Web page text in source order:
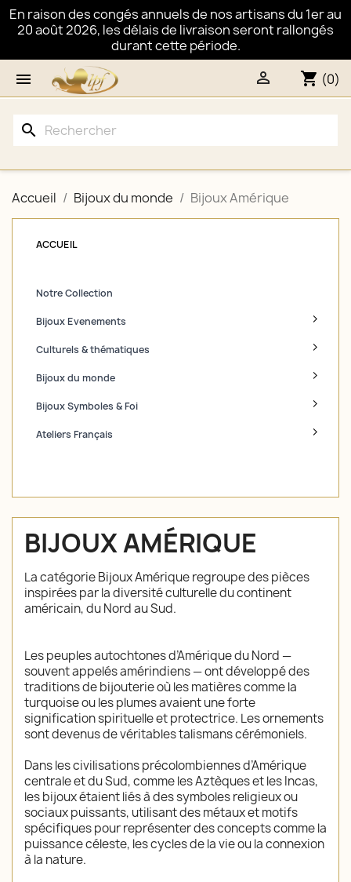
En raison des congés annuels de nos artisans du 1er au
20 août 2026, les délais de livraison seront rallongés
durant cette période.
 shopping_cart (0)

search
Accueil Bijoux du monde Bijoux Amérique
ACCUEIL
Notre Collection
Bijoux Evenements
Culturels & thématiques
Bijoux du monde
Bijoux Symboles & Foi
Ateliers Français
BIJOUX AMÉRIQUE
La catégorie Bijoux Amérique regroupe des pièces
inspirées par la diversité culturelle du continent
américain, du Nord au Sud.
Les peuples autochtones d’Amérique du Nord —
souvent appelés amérindiens — ont développé des
traditions de bijouterie où les matières comme la
turquoise ou les plumes avaient une forte
signification spirituelle et protectrice. Les ornements
sont devenus de véritables talismans cérémoniels.
Dans les civilisations précolombiennes d’Amérique
centrale et du Sud, comme les Aztèques et les Incas,
les bijoux étaient liés à des symboles religieux ou
sociaux puissants, utilisant des métaux et motifs
spécifiques pour représenter des concepts comme la
puissance céleste, les cycles de la vie ou la connexion
à la nature.